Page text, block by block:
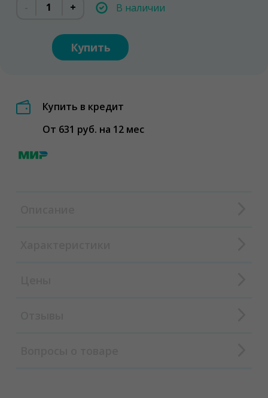
+ В наличии
Купить
Купить в кредит
От 631 руб. на 12 мес